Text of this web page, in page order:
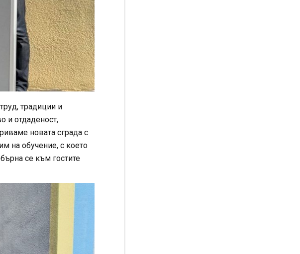
традиции и
и отдаденост,
новата сграда с
на обучение, с което
се към гостите